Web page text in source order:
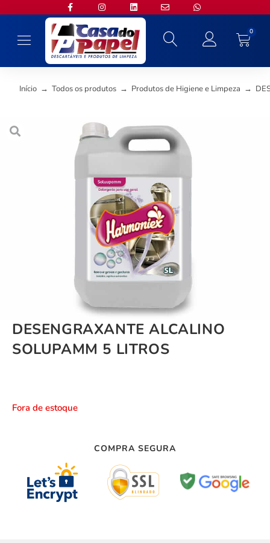
0
Início → Todos os produtos → Produtos de Higiene e Limpeza →
DESENGRAXANTE ALCALINO
SOLUPAMM 5 LITROS
Fora de estoque
COMPRA SEGURA